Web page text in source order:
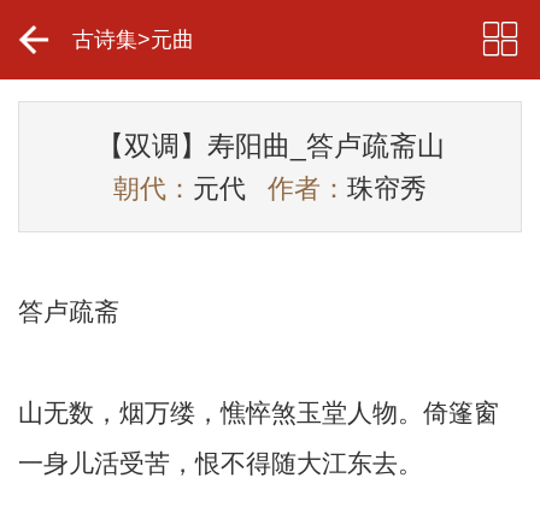
古诗集>元曲
【双调】寿阳曲_答卢疏斋山
朝代： 元代 作者： 珠帘秀
答卢疏斋
山无数，烟万缕，憔悴煞玉堂人物。倚篷窗
一身儿活受苦，恨不得随大江东去。